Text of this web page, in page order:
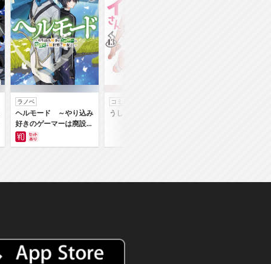
ラノベ
ヘルモード ～やり込み
好きのゲーマーは廃設定
の異世界で無双する～
コミック
うしろの正面カムイさん